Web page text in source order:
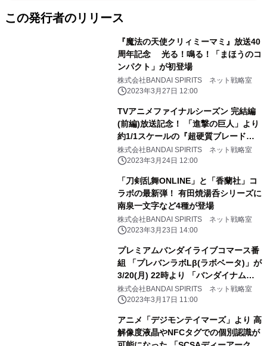
この発行者のリリース
『魔法の天使クリィミーマミ』放送40
周年記念 光る！鳴る！「まほうのコ
ンパクト」が初登場
株式会社BANDAI SPIRITS ネット戦略室
2023年3月27日 12:00
TVアニメファイナルシーズン 完結編
(前編)放送記念！ 「進撃の巨人」より
約1/1スケールの『超硬質ブレード』
が登場！
株式会社BANDAI SPIRITS ネット戦略室
2023年3月24日 12:00
「刀剣乱舞ONLINE」と「香蘭社」コ
ラボの最新弾！ 有田焼湯呑シリーズに
南泉一文字など4種が登場
株式会社BANDAI SPIRITS ネット戦略室
2023年3月23日 14:00
プレミアムバンダイライブコマース番
組 「プレバンラボLβ(ラボベータ)」が
3/20(月) 22時より 「バンダイナムコ
Cross Store 東京」で配信決定 ゲス
トは宮下草薙・宮下兼史鷹(みやした
株式会社BANDAI SPIRITS ネット戦略室
2023年3月17日 11:00
アニメ「デジモンテイマーズ」より 高
解像度液晶やNFCタグでの個別認識が